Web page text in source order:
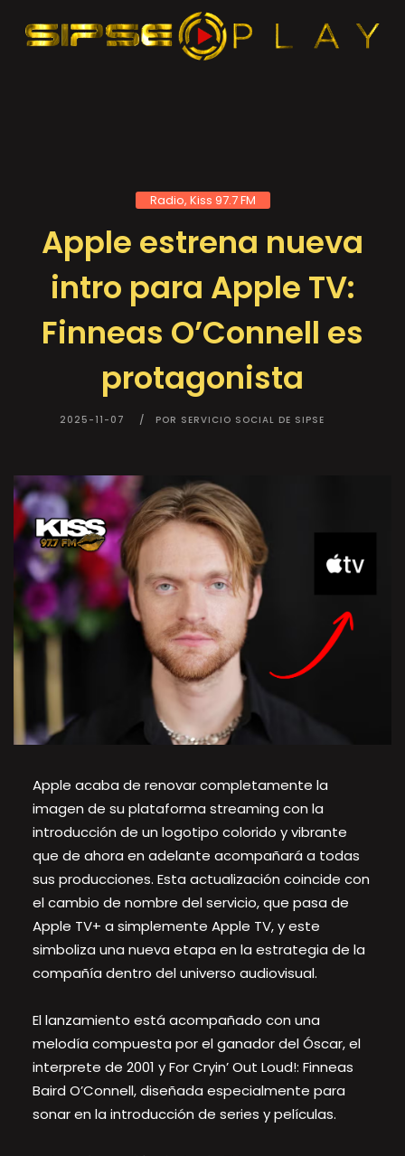
Radio, Kiss 97.7 FM
Apple estrena nueva
intro para Apple TV:
Finneas O’Connell es
protagonista
2025-11-07 POR SERVICIO SOCIAL DE SIPSE
Apple acaba de renovar completamente la
imagen de su plataforma streaming con la
introducción de un logotipo colorido y vibrante
que de ahora en adelante acompañará a todas
sus producciones. Esta actualización coincide con
el cambio de nombre del servicio, que pasa de
Apple TV+ a simplemente Apple TV, y este
simboliza una nueva etapa en la estrategia de la
compañía dentro del universo audiovisual.
El lanzamiento está acompañado con una
melodía compuesta por el ganador del Óscar, el
interprete de 2001 y For Cryin’ Out Loud!: Finneas
Baird O’Connell, diseñada especialmente para
sonar en la introducción de series y películas.